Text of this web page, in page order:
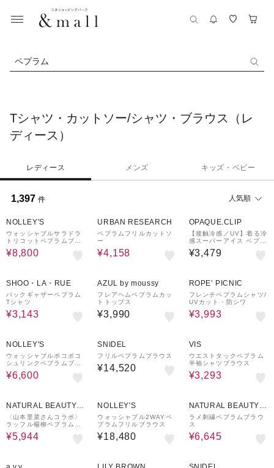
ペプラム
Tシャツ・カットソー/シャツ・ブラウス（レ
ディース）
レディース メンズ キッズ・ベビー
1,397 件 人気順
NOLLEY'S
ウォッシャブルサラドラ
トリコットペプラムブラ
ウス
¥8,800
URBAN RESEARCH
ペプラムフリルカットソ
ー
¥4,158
OPAQUE.CLIP
【接触冷感／UV】着る冷
感スーパーアイス ペプラ
ムカットソー《洗濯機O
K》
¥3,479
SHOO・LA・RUE
バックギャザーペプラム
Tシャツ
¥3,143
AZUL by moussy
フレアヘムペプラムカッ
トトップス
¥3,990
ROPE’ PICNIC
フレンチペプラムシャツ/
UVカット・防シワ
¥3,993
NOLLEY'S
ウォッシャブルポコポコ
シュリンクペプラムブラ
ウス
¥6,600
SNIDEL
フリルペプラムブラウス
¥14,520
VIS
ウエストタックペプラム
半袖シャツブラウス
¥3,293
NATURAL BEAUTY B
ASIC
〈山本里菜さんコラボ〉
ラッフル楊柳ペプラムブ
ラウス
¥5,944
NOLLEY'S
ウォッシャブル2WAYペ
プラムフリルブラウス
¥18,480
NATURAL BEAUTY B
ASIC
ラメ刺繍ペプラムブラウ
ス
¥6,645